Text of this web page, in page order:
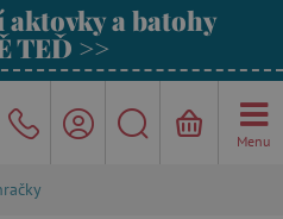
aktovky a batohy
TEĎ >>
Menu